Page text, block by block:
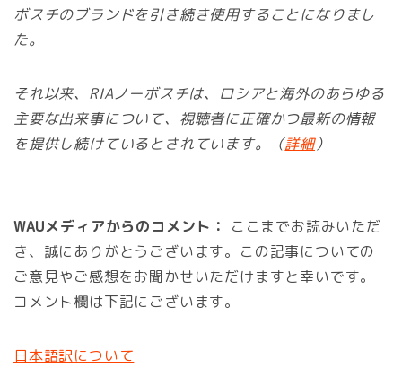
ボスチのブランドを引き続き使用することになりまし
た。
それ以来、RIAノーボスチは、ロシアと海外のあらゆる
主要な出来事について、視聴者に正確かつ最新の情報
を提供し続けているとされています。（詳細）
WAUメディアからのコメント：
ここまでお読みいただ
き、誠にありがとうございます。この記事についての
ご意見やご感想をお聞かせいただけますと幸いです。
コメント欄は下記にございます。
日本語訳について